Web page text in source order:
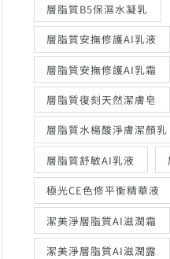
層脂質B5保濕水凝乳
層脂質安撫修護AI乳液
層脂質安撫修護AI乳霜
層脂質復刻天然潔膚皂
層脂質水楊酸淨膚潔顏乳
層脂質舒敏AI乳液
極光CE色修平衡精華液
潔美淨層脂質AI滋潤霜
潔美淨層脂質AI滋潤露